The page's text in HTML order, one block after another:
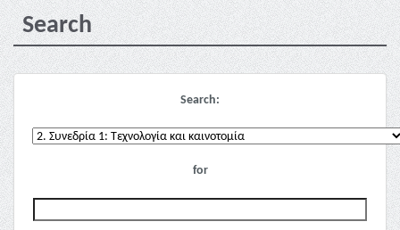
Search
Search:
for